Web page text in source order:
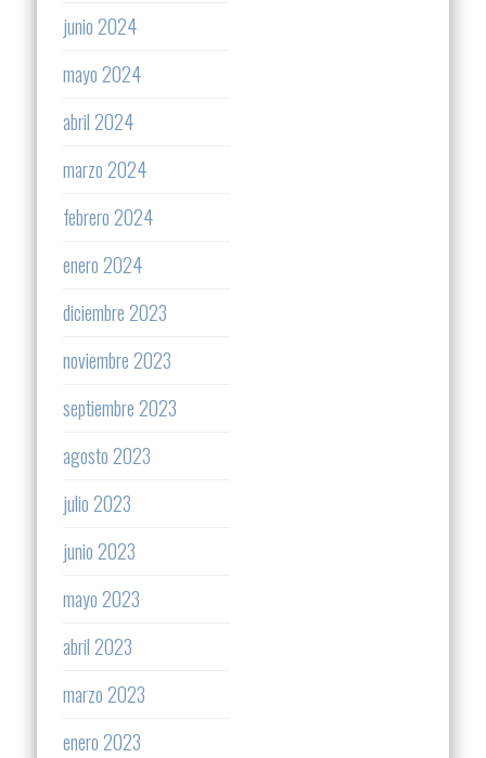
junio 2024
mayo 2024
abril 2024
marzo 2024
febrero 2024
enero 2024
diciembre 2023
noviembre 2023
septiembre 2023
agosto 2023
julio 2023
junio 2023
mayo 2023
abril 2023
marzo 2023
enero 2023